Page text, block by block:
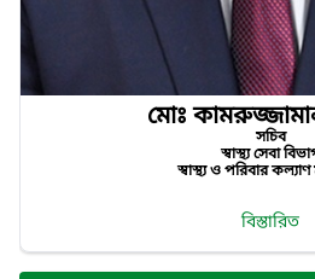
মোঃ
সচিব
স্বাস্থ্য সেবা
স্বাস্থ্য ও পরিবার কল্যাণ
বিস্তারিত